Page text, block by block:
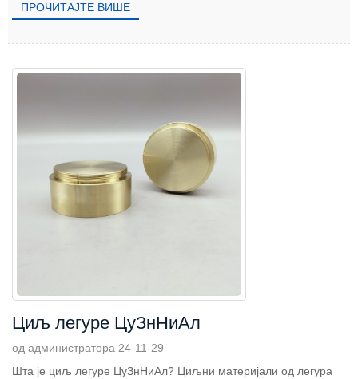
ПРОЧИТАЈТЕ ВИШЕ
Циљ легуре ЦуЗнНиАл
од администратора 24-11-29
Шта је циљ легуре ЦуЗнНиАл? Циљни материјали од легура